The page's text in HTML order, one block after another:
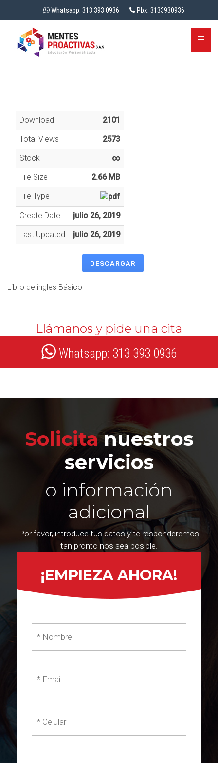
Whatsapp: 313 393 0936 Pbx: 3133930936
Download 2101
Total Views 2573
Stock ∞
File Size 2.66 MB
File Type
Create Date julio 26, 2019
Last Updated julio 26, 2019
DESCARGAR
Libro de ingles Básico
Llámanos y pide una cita
Whatsapp: 313 393 0936
Solicitanuestros
servicios
o información
adicional
Por favor, introduce tus datos y te responderemos
tan pronto nos sea posible.
¡EMPIEZA AHORA!